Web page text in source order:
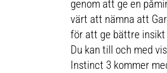
genom att ge en
värt att nämna att
för att ge bättre insikt
Du kan till och med
Instinct 3 kommer